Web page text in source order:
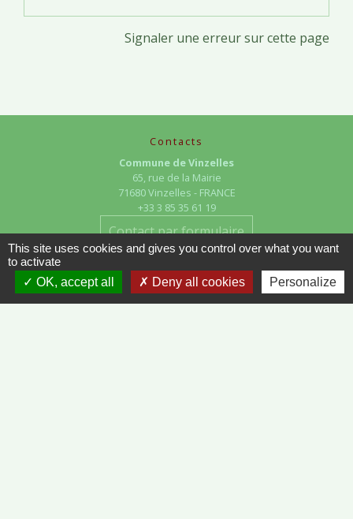
Signaler une erreur sur cette page
Contacts
Commune de Vinzelles
65, rue de la Mairie
71680 Vinzelles - FRANCE
+33 3 85 35 61 19
Contact par formulaire
This site uses cookies and gives you control over what you want
to activate
OK, accept all
Deny all cookies Personalize